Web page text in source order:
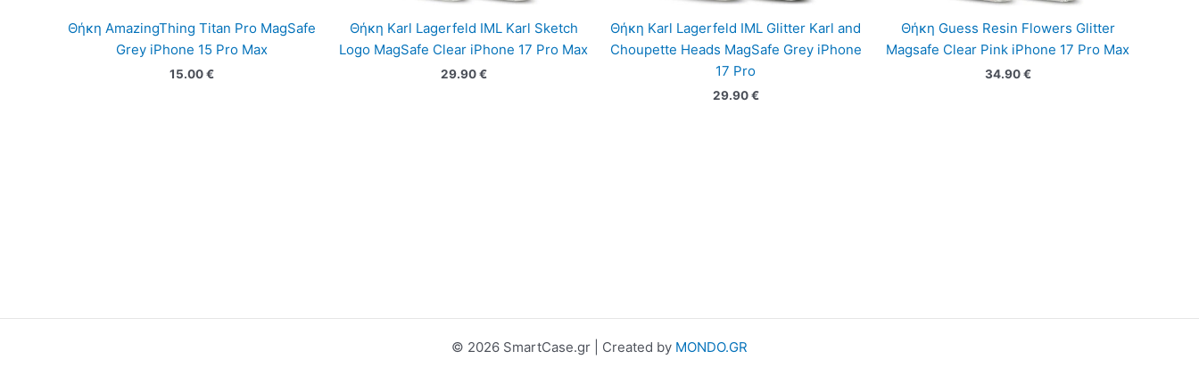
Θήκη AmazingThing Titan Pro MagSafe
Grey iPhone 15 Pro Max
15.00€
Θήκη Karl Lagerfeld IML Karl Sketch
Logo MagSafe Clear iPhone 17 Pro Max
29.90€
Θήκη Karl Lagerfeld IML Glitter Karl and
Choupette Heads MagSafe Grey iPhone
17 Pro
29.90€
Θήκη Guess Resin Flowers Glitter
Magsafe Clear Pink iPhone 17 Pro Max
34.90€
© 2026 SmartCase.gr | Created by MONDO.GR